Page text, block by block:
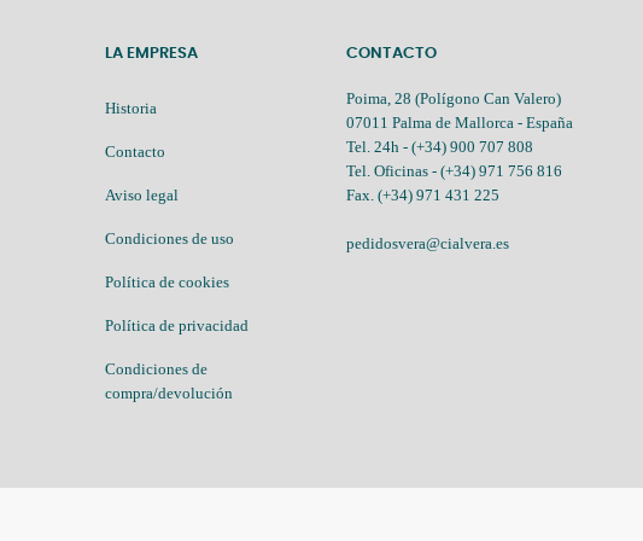
LA EMPRESA
Historia
Contacto
Aviso legal
Condiciones de uso
Política de cookies
Política de privacidad
Condiciones de
compra/devolución
CONTACTO
Poima, 28 (Polígono Can Valero)
07011 Palma de Mallorca - España
Tel. 24h - (+34) 900 707 808
Tel. Oficinas - (+34) 971 756 816
Fax. (+34) 971 431 225
pedidosvera@cialvera.es